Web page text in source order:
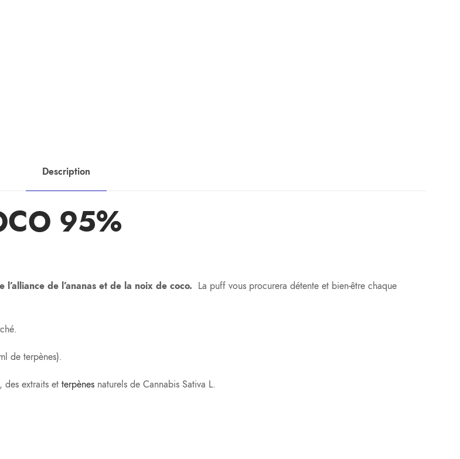
Description
95%
de l’ananas et de la noix de coco. La puff vous procurera détente et bien-être chaque
de terpènes).
extraits et terpènes naturels de Cannabis Sativa L.